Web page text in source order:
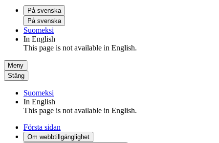
På svenska
På svenska
Suomeksi
In English
This page is not available in English.
Meny
Stäng
Suomeksi
In English
This page is not available in English.
Första sidan
Om webbtillgänglighet